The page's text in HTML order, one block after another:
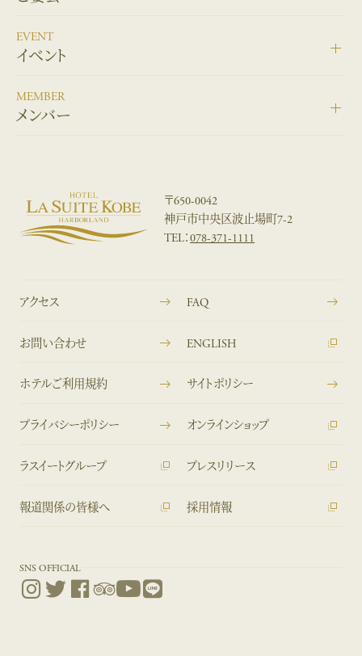
EVENT
イベント
MEMBER
メンバー
〒650-0042
神戸市中央区波止場町7-2
TEL：078-371-1111
アクセス FAQ
お問い合わせ ENGLISH
ホテルご利用規約 サイトポリシー
プライバシーポリシー オンラインショップ
ラスイートグループ プレスリリース
報道関係の皆様へ 採用情報
SNS OFFICIAL